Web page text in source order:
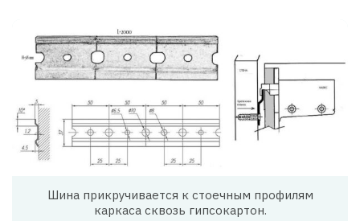
Шина прикручивается к стоечным профилям
каркаса сквозь гипсокартон.